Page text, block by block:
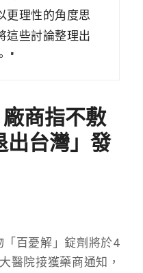
更理性的角度思
這些討論整理出
廠商指不敷
出台灣」發
百憂解」錠劑將於4
醫院接獲藥商通知，